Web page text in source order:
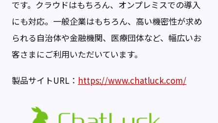
です。クラウドはもちろん、オンプレミスでの導入
にも対応。一般企業はもちろん、高い機密性が求め
られる自治体や金融機関、医療団体など、幅広いお
客さまにご利用いただいています。
製品サイトURL： https://www.chatluck.com/